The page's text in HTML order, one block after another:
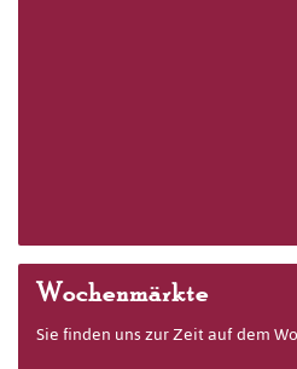
Wochenmärkte
Sie finden uns zur Zeit auf dem